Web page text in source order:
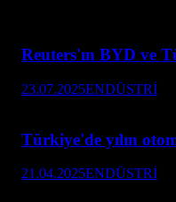
Reuters'ın BYD ve
23.07.2025ENDÜSTRİ
Türkiye'de yılın
21.04.2025ENDÜSTRİ